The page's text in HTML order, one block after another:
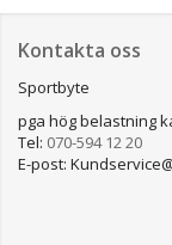
Kontakta oss
Sportbyte
pga hög belastning
Tel: 070-594 12 20
E-post: